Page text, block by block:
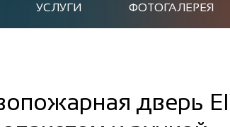
УСЛУГИ ФОТОГАЛЕРЕЯ
дверь